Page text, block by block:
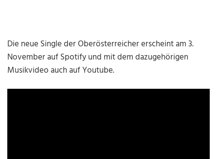
Die neue Single der Oberösterreicher erscheint am 3.
November auf Spotify und mit dem dazugehörigen
Musikvideo auch auf Youtube.